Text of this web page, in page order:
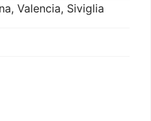
Valencia, Siviglia